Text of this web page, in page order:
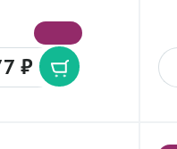
₽